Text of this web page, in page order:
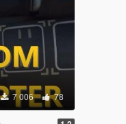
7 006 78